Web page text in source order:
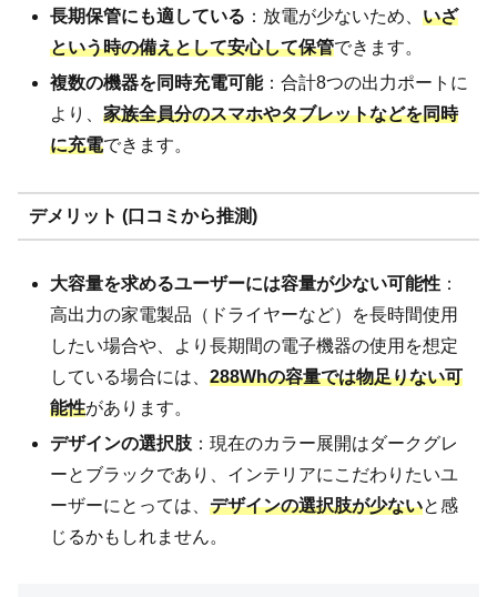
長期保管にも適している ：放電が少ないため、いざ
という時の備えとして安心して保管できます。
複数の機器を同時充電可能：合計8つの出力ポートに
より、家族全員分のスマホやタブレットなどを同時
に充電できます。
デメリット (口コミから推測)
大容量を求めるユーザーには容量が少ない可能性 ：
高出力の家電製品（ドライヤーなど）を長時間使用
したい場合や、より長期間の電子機器の使用を想定
している場合には、288Whの容量では物足りない可
能性があります。
デザインの選択肢 ：現在のカラー展開はダークグレ
ーとブラックであり、インテリアにこだわりたいユ
ーザーにとっては、デザインの選択肢が少ないと感
じるかもしれません。